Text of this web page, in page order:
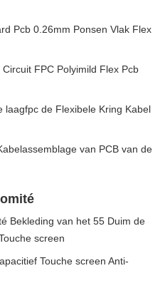
Pcb 0.26mm Ponsen Vlak Flex
FPC Polyimild Flex Pcb
laagfpc de Flexibele Kring Kabel
van PCB van de
Bekleding van het 55 Duim de
screen
Touche screen Anti-